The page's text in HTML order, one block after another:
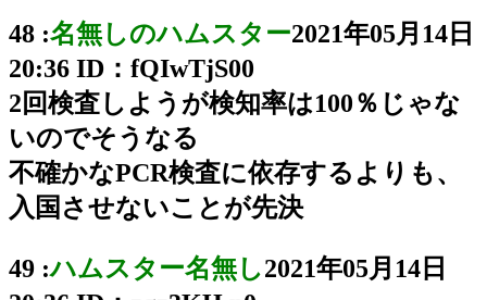
48 :名無しのハムスター2021年05月14日
20:36 ID：fQIwTjS00
2回検査しようが検知率は100％じゃな
いのでそうなる
不確かなPCR検査に依存するよりも、
入国させないことが先決
49 :ハムスター名無し2021年05月14日